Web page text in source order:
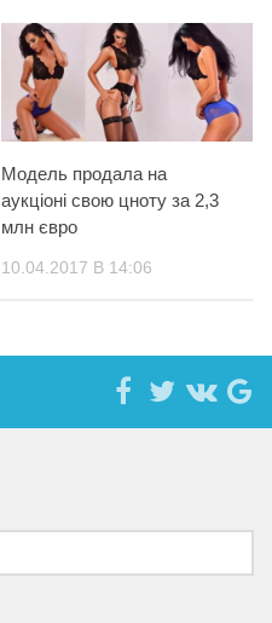
Модель продала на
аукціоні свою цноту за 2,3
млн євро
10.04.2017 В 14:06